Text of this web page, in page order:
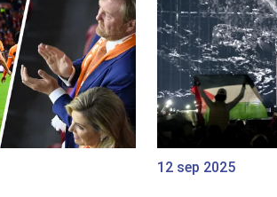
12 sep 2025